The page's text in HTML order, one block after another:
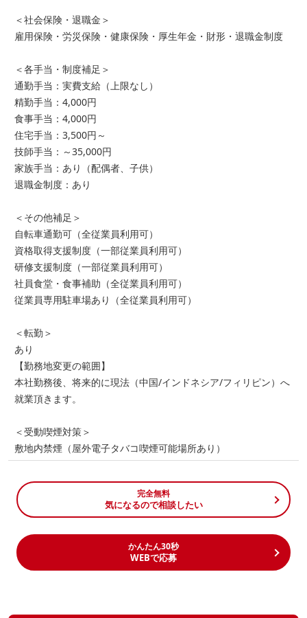
＜社会保険・退職金＞
雇用保険・労災保険・健康保険・厚生年金・財形・退職金制度
＜各手当・制度補足＞
通勤手当：実費支給（上限なし）
精勤手当：4,000円
食事手当：4,000円
住宅手当：3,500円～
技師手当：～35,000円
家族手当：あり（配偶者、子供）
退職金制度：あり
＜その他補足＞
自転車通勤可（全従業員利用可）
資格取得支援制度（一部従業員利用可）
研修支援制度（一部従業員利用可）
社員食堂・食事補助（全従業員利用可）
従業員専用駐車場あり（全従業員利用可）
＜転勤＞
あり
【勤務地変更の範囲】
本社勤務後、将来的に現法（中国/インドネシア/フィリピン）へ
就業頂きます。
＜受動喫煙対策＞
敷地内禁煙（屋外電子タバコ喫煙可能場所あり）
完全無料
気になるので相談したい
かんたん30秒
WEBで応募